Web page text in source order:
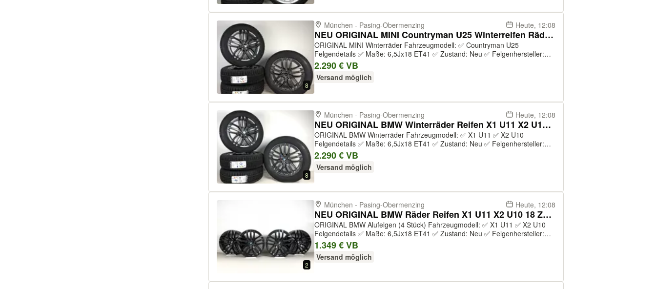
8
München - Pasing-Obermenzing Heute, 12:08
NEU ORIGINAL MINI Countryman U25 Winterreifen Räder 18 Zoll 879
ORIGINAL MINI Winterräder Fahrzeugmodell: ✅ Countryman U25
Felgendetails ✅ Maße: 6,5Jx18 ET41 ✅ Zustand: Neu ✅ Felgenhersteller:
BMW ✅ Herstellernummer: 36116898046 ✅ Felgenmodell: 879 ✅ Farbe:
frozen-grey ✅ Druckkontrollsystem: Ja ✅ Original: ...
2.290 € VB
Versand möglich
8
München - Pasing-Obermenzing Heute, 12:08
NEU ORIGINAL BMW Winterräder Reifen X1 U11 X2 U10 18 Zoll 879
ORIGINAL BMW Winterräder Fahrzeugmodell: ✅ X1 U11 ✅ X2 U10
Felgendetails ✅ Maße: 6,5Jx18 ET41 ✅ Zustand: Neu ✅ Felgenhersteller:
BMW ✅ Herstellernummer: 36116898046 ✅ Felgenmodell: 879 ✅ Farbe:
frozen-grey ✅ Druckkontrollsystem: Ja ✅ Original: ...
2.290 € VB
Versand möglich
2
München - Pasing-Obermenzing Heute, 12:08
NEU ORIGINAL BMW Räder Reifen X1 U11 X2 U10 18 Zoll 879
ORIGINAL BMW Alufelgen (4 Stück) Fahrzeugmodell: ✅ X1 U11 ✅ X2 U10
Felgendetails ✅ Maße: 6,5Jx18 ET41 ✅ Zustand: Neu ✅ Felgenhersteller:
BMW ✅ Herstellernummer: 36116898046 ✅ Felgenmodell: 879 ✅ Farbe:
frozen gunmetall grey ✅ Druckkontrollsyste...
1.349 € VB
Versand möglich